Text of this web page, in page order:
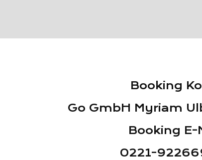
Booking
Go GmbH Myriam
Booking E-
0221-